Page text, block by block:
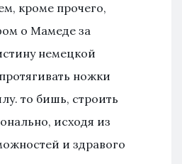
кроме прочего,
о Мамеде за
немецкой
ножки
то бишь, строить
исходя из
и здравого